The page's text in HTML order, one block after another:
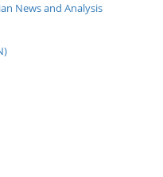
News and Analysis